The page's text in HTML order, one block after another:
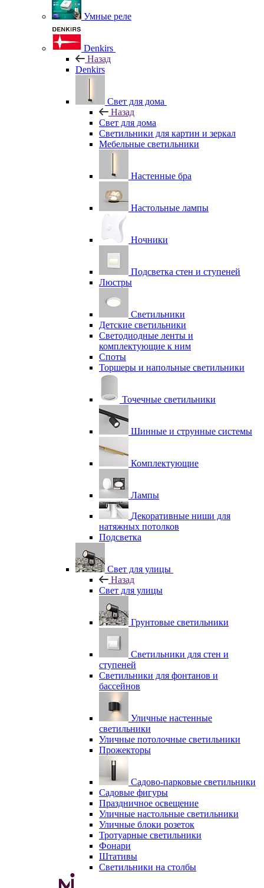
Умные реле
Denkirs
Назад
Denkirs
Свет для дома
Назад
Свет для дома
Светильники для картин и зеркал
Мебельные светильники
Настенные бра
Настольные лампы
Ночники
Подсветка стен и ступеней
Люстры
Светильники
Детские светильники
Светодиодные ленты и
комплектующие к ним
Споты
Торшеры и напольные светильники
Точечные светильники
Шинные и струнные системы
Комплектующие
Лампы
Декоративные ниши для
натяжных потолков
Подсветка
Свет для улицы
Назад
Свет для улицы
Грунтовые светильники
Светильники для стен и
ступеней
Светильники для фонтанов и
бассейнов
Уличные настенные
светильники
Уличные потолочные светильники
Прожекторы
Садово-парковые светильники
Садовые фигуры
Праздничное освещение
Уличные настольные светильники
Уличные блоки розеток
Тротуарные светильники
Фонари
Штативы
Светильники на столбы